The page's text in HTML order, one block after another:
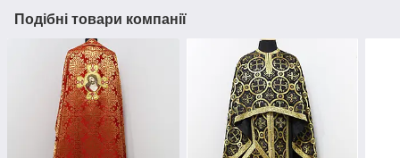
Подібні товари компанії